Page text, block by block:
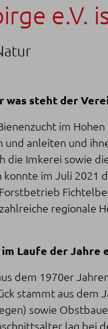
e.V.
was steht der
im
anleiten und
die Imkerei sowie
im Juli 2021
regionale
Laufe der Jahre
dem 1970er
stammt aus
sowie
lag